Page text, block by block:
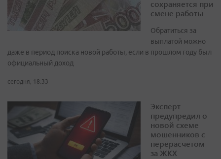
сохраняется при
смене работы
Обратиться за
выплатой можно
даже в период поиска новой работы, если в прошлом году был
официальный доход
сегодня, 18:33
Эксперт
предупредил о
новой схеме
мошенников с
перерасчетом
за ЖКХ